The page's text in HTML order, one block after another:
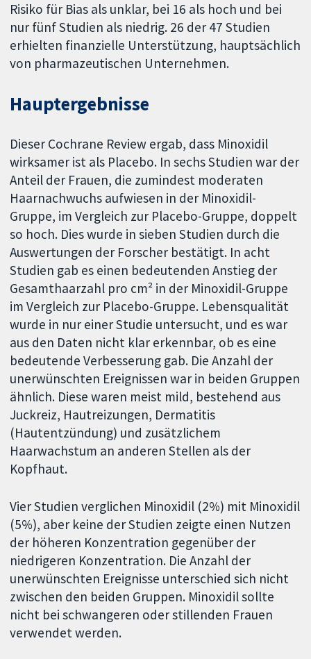
Risiko für Bias als unklar, bei 16 als hoch und bei
nur fünf Studien als niedrig. 26 der 47 Studien
erhielten finanzielle Unterstützung, hauptsächlich
von pharmazeutischen Unternehmen.
Hauptergebnisse
Dieser Cochrane Review ergab, dass Minoxidil
wirksamer ist als Placebo. In sechs Studien war der
Anteil der Frauen, die zumindest moderaten
Haarnachwuchs aufwiesen in der Minoxidil-
Gruppe, im Vergleich zur Placebo-Gruppe, doppelt
so hoch. Dies wurde in sieben Studien durch die
Auswertungen der Forscher bestätigt. In acht
Studien gab es einen bedeutenden Anstieg der
Gesamthaarzahl pro cm² in der Minoxidil-Gruppe
im Vergleich zur Placebo-Gruppe. Lebensqualität
wurde in nur einer Studie untersucht, und es war
aus den Daten nicht klar erkennbar, ob es eine
bedeutende Verbesserung gab. Die Anzahl der
unerwünschten Ereignissen war in beiden Gruppen
ähnlich. Diese waren meist mild, bestehend aus
Juckreiz, Hautreizungen, Dermatitis
(Hautentzündung) und zusätzlichem
Haarwachstum an anderen Stellen als der
Kopfhaut.
Vier Studien verglichen Minoxidil (2%) mit Minoxidil
(5%), aber keine der Studien zeigte einen Nutzen
der höheren Konzentration gegenüber der
niedrigeren Konzentration. Die Anzahl der
unerwünschten Ereignisse unterschied sich nicht
zwischen den beiden Gruppen. Minoxidil sollte
nicht bei schwangeren oder stillenden Frauen
verwendet werden.